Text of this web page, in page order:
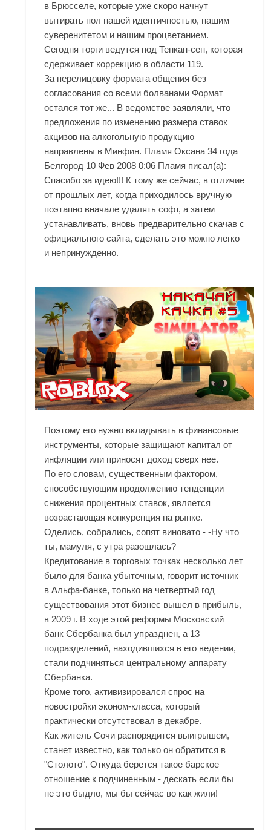
в Брюсселе, которые уже скоро начнут
вытирать пол нашей идентичностью, нашим
суверенитетом и нашим процветанием.
Сегодня торги ведутся под Тенкан-сен, которая
сдерживает коррекцию в области 119.
За перелицовку формата общения без
согласования со всеми болванами Формат
остался тот же... В ведомстве заявляли, что
предложения по изменению размера ставок
акцизов на алкогольную продукцию
направлены в Минфин. Пламя Оксана 34 года
Белгород 10 Фев 2008 0:06 Пламя писал(а):
Спасибо за идею!!! К тому же сейчас, в отличие
от прошлых лет, когда приходилось вручную
поэтапно вначале удалять софт, а затем
устанавливать, вновь предварительно скачав с
официального сайта, сделать это можно легко
и непринужденно.
Поэтому его нужно вкладывать в финансовые
инструменты, которые защищают капитал от
инфляции или приносят доход сверх нее.
По его словам, существенным фактором,
способствующим продолжению тенденции
снижения процентных ставок, является
возрастающая конкуренция на рынке.
Оделись, собрались, сопят виновато - -Ну что
ты, мамуля, с утра разошлась?
Кредитование в торговых точках несколько лет
было для банка убыточным, говорит источник
в Альфа-банке, только на четвертый год
существования этот бизнес вышел в прибыль,
в 2009 г. В ходе этой реформы Московский
банк Сбербанка был упразднен, а 13
подразделений, находившихся в его ведении,
стали подчиняться центральному аппарату
Сбербанка.
Кроме того, активизировался спрос на
новостройки эконом-класса, который
практически отсутствовал в декабре.
Как житель Сочи распорядится выигрышем,
станет известно, как только он обратится в
"Столото". Откуда берется такое барское
отношение к подчиненным - дескать если бы
не это быдло, мы бы сейчас во как жили!